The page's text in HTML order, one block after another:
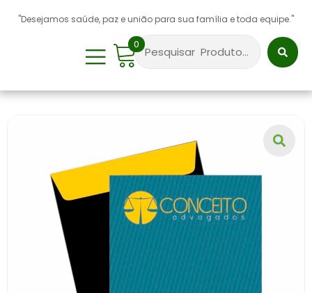
"Desejamos saúde, paz e união para sua família e toda equipe."
0